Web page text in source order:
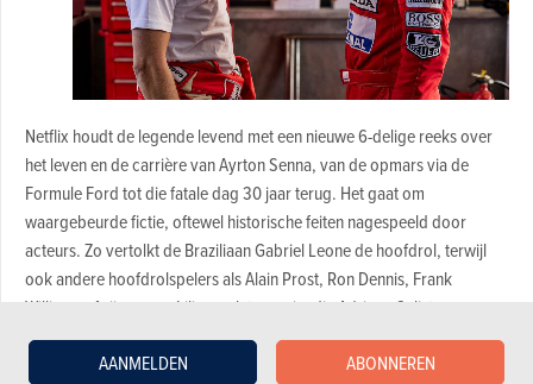
AANMELDEN ABONNEREN
Netflix houdt de legende levend met een nieuwe 6-delige reeks over
het leven en de carrière van Ayrton Senna, van de opmars via de
Formule Ford tot die fatale dag 30 jaar terug. Het gaat om
waargebeurde fictie, oftewel historische feiten nagespeeld door
acteurs. Zo vertolkt de Braziliaan Gabriel Leone de hoofdrol, terwijl
ook andere hoofdrolspelers als Alain Prost, Ron Dennis, Frank
Williams of zijn vrouw Lilian en latere vriendin Adriane Galisteu
nagespeeld worden. De reeks is gemaakt door het Braziliaanse
productiehuis Gullane.